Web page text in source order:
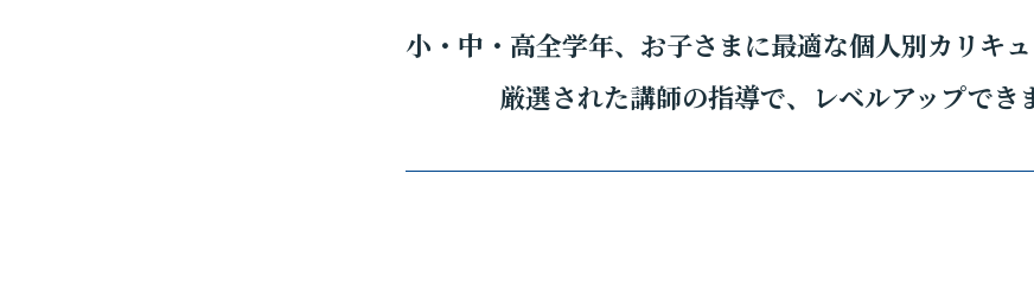
小・中・高全学年、お子さまに最適な個人別カリキ
厳選された講師の指導で、レベルアップでき